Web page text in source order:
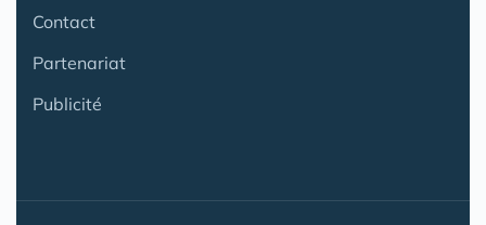
Contact
Partenariat
Publicité